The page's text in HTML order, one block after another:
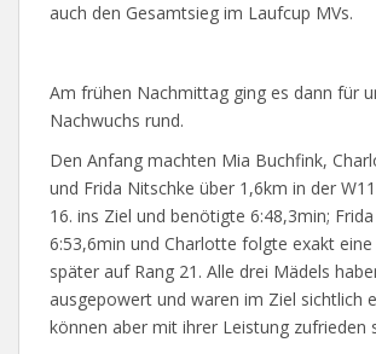
auch den Gesamtsieg im Laufcup MVs.
Am frühen Nachmittag ging es dann für
Nachwuchs rund.
Den Anfang machten Mia Buchfink,
und Frida Nitschke über 1,6km in der
16. ins Ziel und benötigte 6:48,3min;
6:53,6min und Charlotte folgte exakt eine
später auf Rang 21. Alle drei Mädels
ausgepowert und waren im Ziel sichtlich
können aber mit ihrer Leistung zufrieden